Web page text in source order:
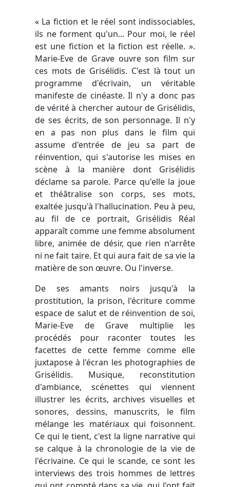
« La fiction et le réel sont indissociables,
ils ne forment qu'un... Pour moi, le réel
est une fiction et la fiction est réelle. ».
Marie-Eve de Grave ouvre son film sur
ces mots de Grisélidis. C'est là tout un
programme d'écrivain, un véritable
manifeste de cinéaste. Il n'y a donc pas
de vérité à chercher autour de Grisélidis,
de ses écrits, de son personnage. Il n'y
en a pas non plus dans le film qui
assume d'entrée de jeu sa part de
réinvention, qui s'autorise les mises en
scène à la manière dont Grisélidis
déclame sa parole. Parce qu'elle la joue
et théâtralise son corps, ses mots,
exaltée jusqu'à l'hallucination. Peu à peu,
au fil de ce portrait, Grisélidis Réal
apparaît comme une femme absolument
libre, animée de désir, que rien n'arrête
ni ne fait taire. Et qui aura fait de sa vie la
matière de son œuvre. Ou l'inverse.
De ses amants noirs jusqu'à la
prostitution, la prison, l'écriture comme
espace de salut et de réinvention de soi,
Marie-Eve de Grave multiplie les
procédés pour raconter toutes les
facettes de cette femme comme elle
juxtapose à l'écran les photographies de
Grisélidis. Musique, reconstitution
d'ambiance, scénettes qui viennent
illustrer les écrits, archives visuelles et
sonores, dessins, manuscrits, le film
mélange les matériaux qui foisonnent.
Ce qui le tient, c'est la ligne narrative qui
se calque à la chronologie de la vie de
l'écrivaine. Ce qui le scande, ce sont les
interviews des trois hommes de lettres